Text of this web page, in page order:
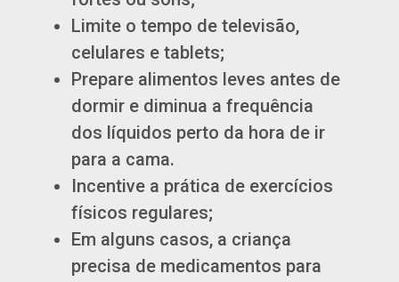
Limite o tempo de televisão,
celulares e tablets;
Prepare alimentos leves antes de
dormir e diminua a frequência
dos líquidos perto da hora de ir
para a cama.
Incentive a prática de exercícios
físicos regulares;
Em alguns casos, a criança
precisa de medicamentos para